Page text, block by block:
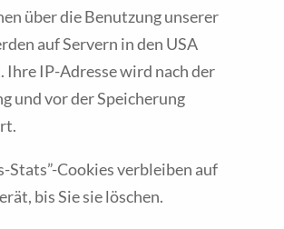
über die Benutzung unserer
auf Servern in den USA
Ihre IP-Adresse wird nach der
und vor der Speicherung
Stats”-Cookies verbleiben auf
bis Sie sie löschen.